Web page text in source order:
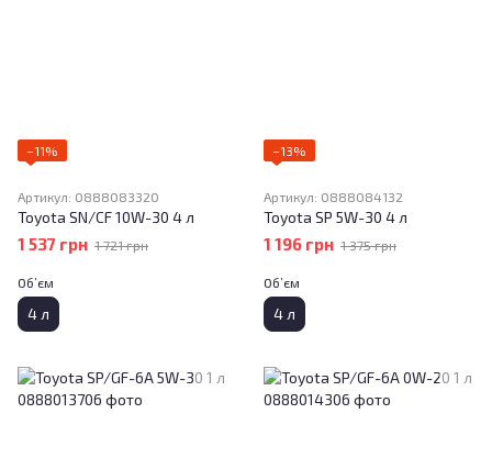
−11%
Артикул: 0888083320
Toyota SN/CF 10W-30 4 л
1 537 грн 1 721 грн
Об’єм
4 л
−13%
Артикул: 0888084132
Toyota SP 5W-30 4 л
1 196 грн 1 375 грн
Об’єм
4 л